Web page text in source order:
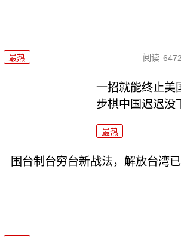
最热 阅读
一招就能终止美
步棋中国迟迟没
最热
围台制台穷台新战法，解放台湾